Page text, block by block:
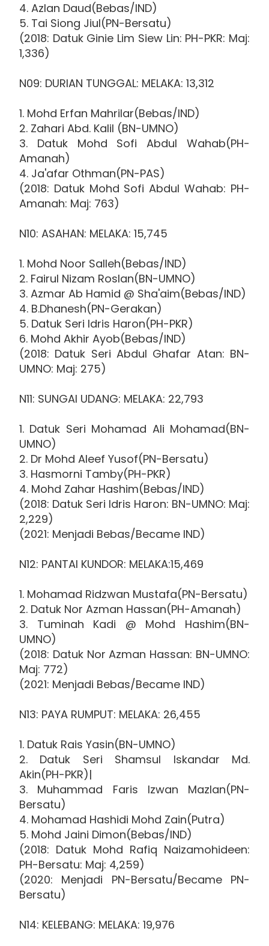
4. Azlan Daud(Bebas/IND)
5. Tai Siong Jiul(PN-Bersatu)
(2018: Datuk Ginie Lim Siew Lin: PH-PKR: Maj:
1,336)
N09: DURIAN TUNGGAL: MELAKA: 13,312
1. Mohd Erfan Mahrilar(Bebas/IND)
2. Zahari Abd. Kalil (BN-UMNO)
3. Datuk Mohd Sofi Abdul Wahab(PH-
Amanah)
4. Ja'afar Othman(PN-PAS)
(2018: Datuk Mohd Sofi Abdul Wahab: PH-
Amanah: Maj: 763)
N10: ASAHAN: MELAKA: 15,745
1. Mohd Noor Salleh(Bebas/IND)
2. Fairul Nizam Roslan(BN-UMNO)
3. Azmar Ab Hamid @ Sha'aim(Bebas/IND)
4. B.Dhanesh(PN-Gerakan)
5. Datuk Seri Idris Haron(PH-PKR)
6. Mohd Akhir Ayob(Bebas/IND)
(2018: Datuk Seri Abdul Ghafar Atan: BN-
UMNO: Maj: 275)
N11: SUNGAI UDANG: MELAKA: 22,793
1. Datuk Seri Mohamad Ali Mohamad(BN-
UMNO)
2. Dr Mohd Aleef Yusof(PN-Bersatu)
3. Hasmorni Tamby(PH-PKR)
4. Mohd Zahar Hashim(Bebas/IND)
(2018: Datuk Seri Idris Haron: BN-UMNO: Maj:
2,229)
(2021: Menjadi Bebas/Became IND)
N12: PANTAI KUNDOR: MELAKA:15,469
1. Mohamad Ridzwan Mustafa(PN-Bersatu)
2. Datuk Nor Azman Hassan(PH-Amanah)
3. Tuminah Kadi @ Mohd Hashim(BN-
UMNO)
(2018: Datuk Nor Azman Hassan: BN-UMNO:
Maj: 772)
(2021: Menjadi Bebas/Became IND)
N13: PAYA RUMPUT: MELAKA: 26,455
1. Datuk Rais Yasin(BN-UMNO)
2. Datuk Seri Shamsul Iskandar Md.
Akin(PH-PKR)|
3. Muhammad Faris Izwan Mazlan(PN-
Bersatu)
4. Mohamad Hashidi Mohd Zain(Putra)
5. Mohd Jaini Dimon(Bebas/IND)
(2018: Datuk Mohd Rafiq Naizamohideen:
PH-Bersatu: Maj: 4,259)
(2020: Menjadi PN-Bersatu/Became PN-
Bersatu)
N14: KELEBANG: MELAKA: 19,976